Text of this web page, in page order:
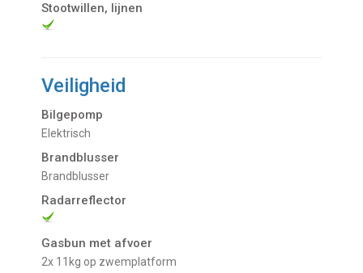
Stootwillen, lijnen
Veiligheid
Bilgepomp
Elektrisch
Brandblusser
Brandblusser
Radarreflector
Gasbun met afvoer
2x 11kg op zwemplatform